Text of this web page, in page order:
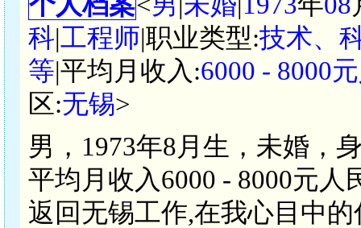
科|工程师|职业类型:技术、
等|平均月收入:6000 - 8000
区:无锡>
男，1973年8月生，未婚，
平均月收入6000 - 8000元
返回无锡工作,在我心目中